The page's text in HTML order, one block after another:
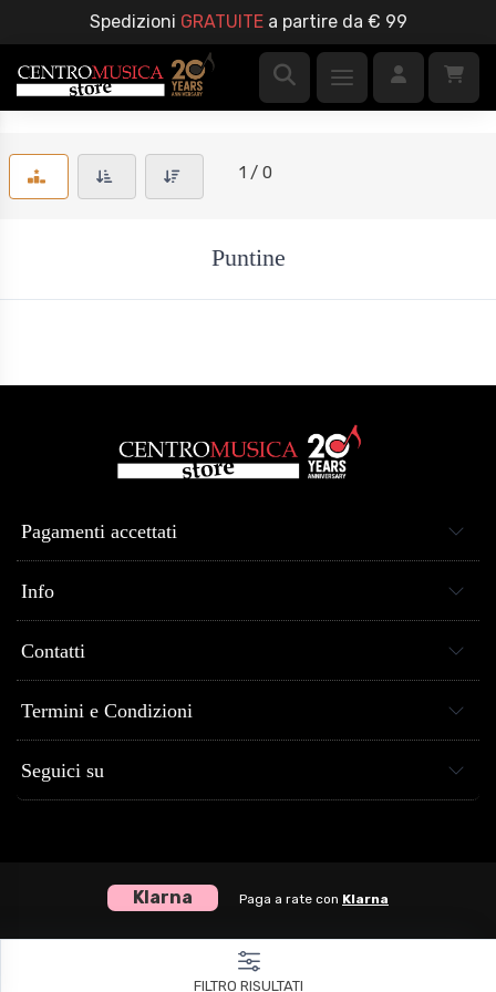
Spedizioni GRATUITEa partire da € 99
1 / 0
Puntine
Pagamenti accettati
Info
Contatti
Termini e Condizioni
Seguici su
FILTRO RISULTATI
Klarna Paga a rate con Klarna
Centro Musica Store® dal 2005 al tuo servizio - P.Iva 04307120651